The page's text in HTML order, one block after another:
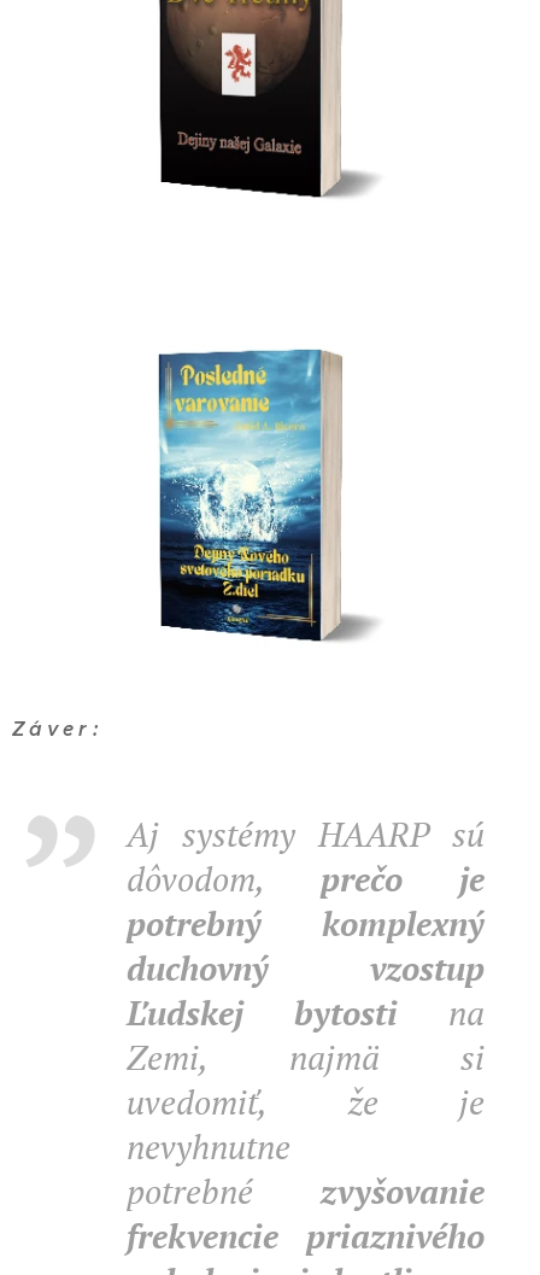
Z á v e r :
Aj systémy HAARP sú
dôvodom, prečo je
potrebný komplexný
duchovný vzostup
Ľudskej bytosti na
Zemi, najmä si
uvedomiť, že je
nevyhnutne
potrebnézvyšovanie
frekvencie priaznivého